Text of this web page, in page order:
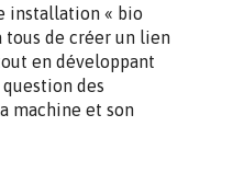
installation « bio
de créer un lien
en développant
des
machine et son